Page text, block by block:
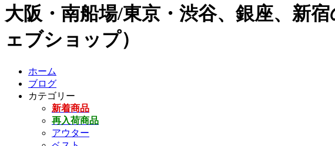
大阪・南船場/東京・渋谷、銀座、新
ェブショップ）
ホーム
ブログ
カテゴリー
新着商品
再入荷商品
アウター